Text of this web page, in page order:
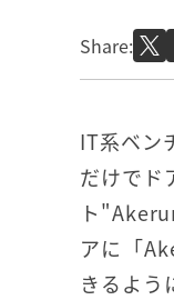
Share:
IT系ベン
だけでド
ト
アに「
きるよう